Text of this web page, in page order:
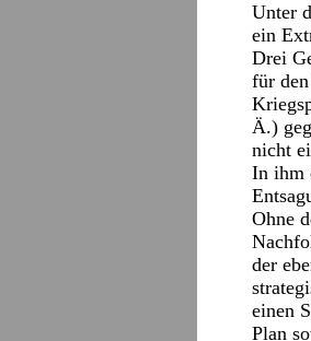
Unter
ein
Drei
für
Ä.)
nicht
In ihm
Ohne
der
einen
Plan